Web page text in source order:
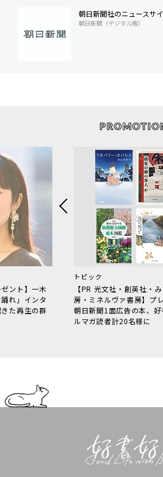
朝日新聞社のニュースサ
朝日新聞（デジタル版）
ント】一木
れ」インタ
た再生の群
トピック
【PR 光文社・創英社・
房・ミネルヴァ書房】プ
朝日新聞1面広告の本、
ルマガ読者計20名様に